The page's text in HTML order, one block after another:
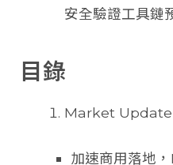
安全驗證工具鏈
目錄
Market Update
加速商用落地